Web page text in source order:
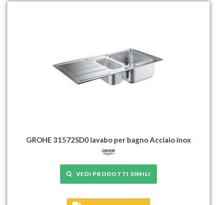
GROHE 31572SD0 lavabo per bagno Acciaio inox
VEDI PRODOTTI SIMILI